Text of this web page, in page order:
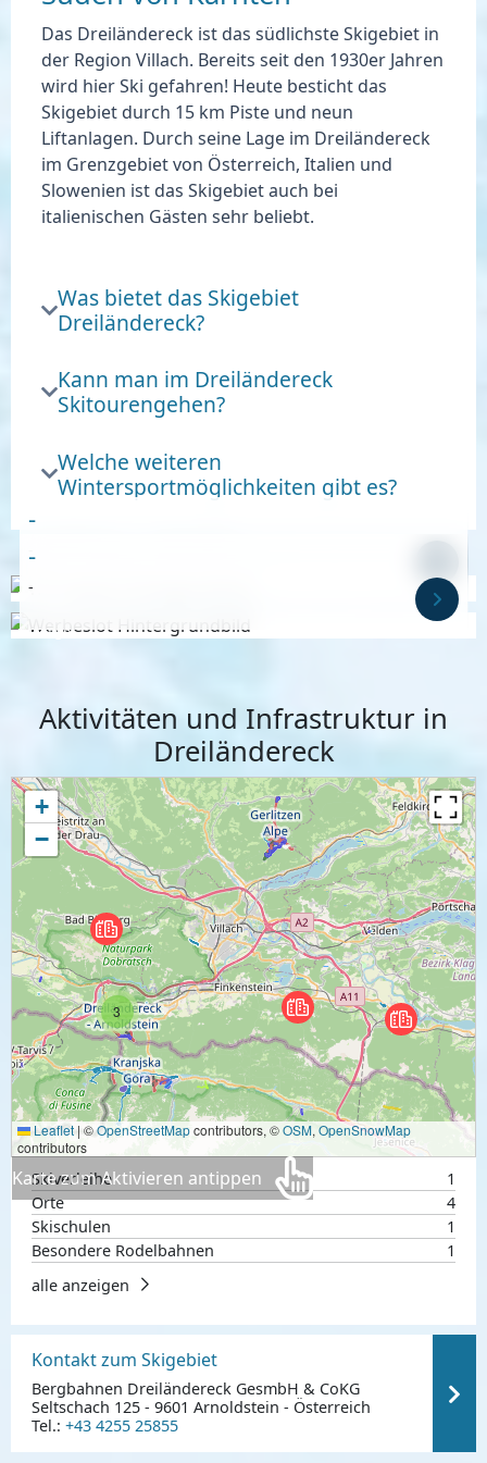
Das Dreiländereck ist das südlichste Skigebiet in
der Region Villach. Bereits seit den 1930er Jahren
wird hier Ski gefahren! Heute besticht das
Skigebiet durch 15 km Piste und neun
Liftanlagen. Durch seine Lage im Dreiländereck
im Grenzgebiet von Österreich, Italien und
Slowenien ist das Skigebiet auch bei
italienischen Gästen sehr beliebt.
Was bietet das Skigebiet
Dreiländereck?
Kann man im Dreiländereck
Skitourengehen?
Welche weiteren
Wintersportmöglichkeiten gibt es?
Anzeige
-
Anzeige
-
-
Aktivitäten und Infrastruktur in
Dreiländereck
Skiverleihe
1
Orte
4
Skischulen
1
Besondere Rodelbahnen
1
alle anzeigen
3
+
−
Leaflet|©OpenStreetMapcontributors, ©OSM, OpenSnowMap
contributors
Karte zum Aktivieren antippen
Kontakt zum Skigebiet
Bergbahnen Dreiländereck GesmbH & CoKG
Seltschach 125 - 9601 Arnoldstein - Österreich
Tel.: +43 4255 25855